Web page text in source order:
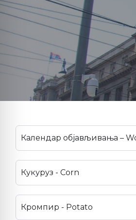
Календар објављивања –
Кукуруз - Corn
Кромпир - Potato